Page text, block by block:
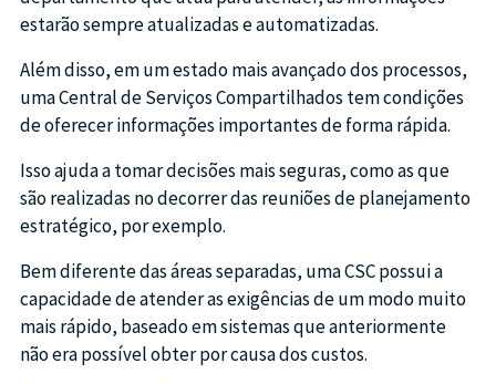
estarão sempre atualizadas e automatizadas.
Além disso, em um estado mais avançado dos processos,
uma Central de Serviços Compartilhados tem condições
de oferecer informações importantes de forma rápida.
Isso ajuda a tomar decisões mais seguras, como as que
são realizadas no decorrer das reuniões de planejamento
estratégico, por exemplo.
Bem diferente das áreas separadas, uma CSC possui a
capacidade de atender as exigências de um modo muito
mais rápido, baseado em sistemas que anteriormente
não era possível obter por causa dos custos.